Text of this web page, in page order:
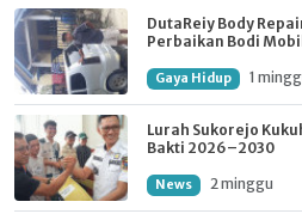
DutaReiy Body
Perbaikan Bodi
Gaya Hidup 1
Lurah Sukorejo
Bakti 2026–2030
News 2 minggu